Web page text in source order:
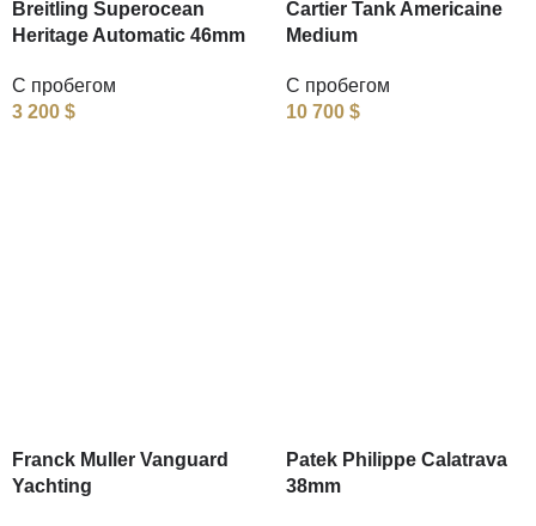
Breitling Superocean
Heritage Automatic 46mm
С пробегом
3 200 $
Cartier Tank Americaine
Medium
С пробегом
10 700 $
Franck Muller Vanguard
Yachting
Patek Philippe Calatrava
38mm